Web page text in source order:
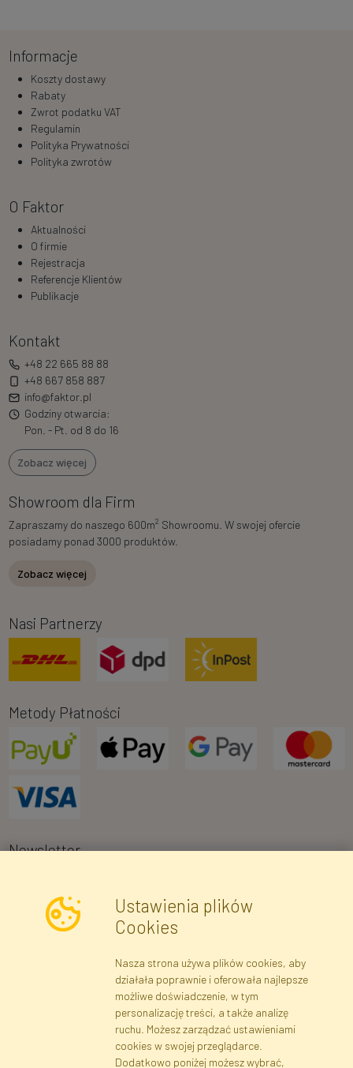
Informacje
Koszty dostawy
Rabaty
Zwrot podatku VAT
Regulamin
Polityka Prywatności
Polityka zwrotów
O Faktor
Aktualności
O firmie
Rejestracja
Referencje Klientów
Publikacje
Kontakt
+48 22 665 88 88
+48 667 858 887
info@faktor.pl
Godziny otwarcia:
Pon. - Pt. od 8 do 16
Zobacz więcej
Showroom dla Firm
Zapraszamy do naszego 600m2 Showroomu. W swojej ofercie
posiadamy ponad 3000 produktów.
Zobacz więcej
Nasi Partnerzy
Metody Płatności
Newsletter
Wyrażam zgodę na przetwarzanie moich danych osobowych w celu
otrzymywania informacji marketingowych i ofert handlowych za
o.o.. Poinformowano mnie o prawie wglądu do treści moich danych
osobowych oraz ich poprawiania, a także iż podanie danych jest
Dane rejestrowe Regulamin Polityka Prywatności
Ustawienia plików
Cookies
Nasza strona używa plików cookies, aby
działała poprawnie i oferowała najlepsze
możliwe doświadczenie, w tym
personalizację treści, a także analizę
ruchu. Możesz zarządzać ustawieniami
cookies w swojej przeglądarce.
Dodatkowo poniżej możesz wybrać,